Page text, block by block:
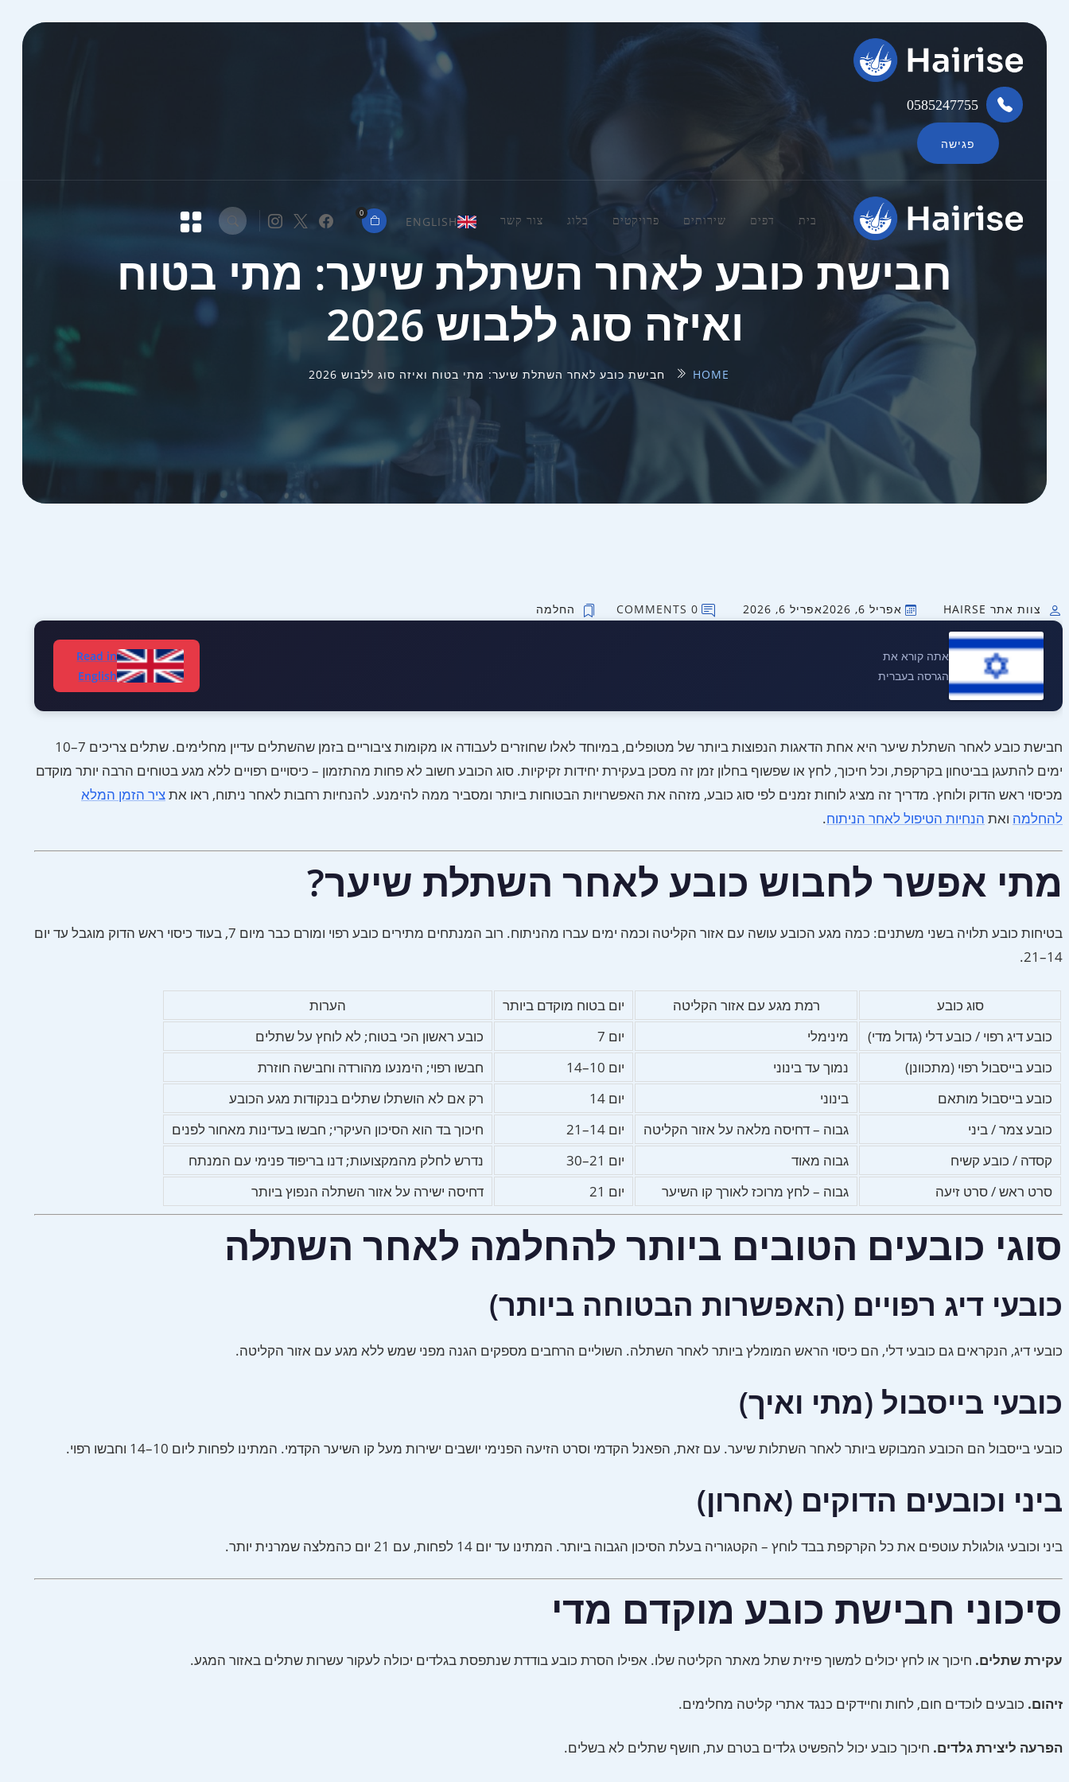
0585247755
פגישה
בית דפים שירותים פרויקטים בלוג צור קשר ENGLISH
0
חבישת כובע לאחר השתלת שיער: מתי בטוח
ואיזה סוג ללבוש 2026
HOME חבישת כובע לאחר השתלת שיער: מתי בטוח ואיזה סוג ללבוש 2026
צוות אתר HAIRSE אפריל 6, 2026 אפריל 6, 2026 0 COMMENTS החלמה
אתה קורא את
הגרסה בעברית
Read in
English
חבישת כובע לאחר השתלת שיער היא אחת הדאגות הנפוצות ביותר של מטופלים, במיוחד לאלו שחוזרים לעבודה או מקומות ציבוריים בזמן שהשתלים עדיין מחלימים. שתלים צריכים 7–10
ימים להתעגן בביטחון בקרקפת, וכל חיכוך, לחץ או שפשוף בחלון זמן זה מסכן בעקירת יחידות זקיקיות. סוג הכובע חשוב לא פחות מהתזמון – כיסויים רפויים ללא מגע בטוחים הרבה יותר מוקדם
מכיסוי ראש הדוק ולוחץ. מדריך זה מציג לוחות זמנים לפי סוג כובע, מזהה את האפשרויות הבטוחות ביותר ומסביר ממה להימנע. להנחיות רחבות לאחר ניתוח, ראו אתציר הזמן המלא
להחלמה ואת הנחיות הטיפול לאחר הניתוח.
מתי אפשר לחבוש כובע לאחר השתלת שיער?
בטיחות כובע תלויה בשני משתנים: כמה מגע הכובע עושה עם אזור הקליטה וכמה ימים עברו מהניתוח. רוב המנתחים מתירים כובע רפוי ומורם כבר מיום 7, בעוד כיסוי ראש הדוק מוגבל עד יום
14–21.
סוג כובע רמת מגע עם אזור הקליטה יום בטוח מוקדם ביותר
הערות
כובע דיג רפוי / כובע דלי (גדול מדי)
מינימלי יום 7
כובע ראשון הכי בטוח; לא לוחץ על שתלים
כובע בייסבול רפוי (מתכוונן)
נמוך עד בינוני יום 10–14
חבשו רפוי; הימנעו מהורדה וחבישה חוזרת
כובע בייסבול מותאם
בינוני יום 14
רק אם לא הושתלו שתלים בנקודות מגע הכובע
כובע צמר / ביני
גבוה – דחיסה מלאה על אזור הקליטה יום 14–21
חיכוך בד הוא הסיכון העיקרי; חבשו בעדינות מאחור לפנים
קסדה / כובע קשיח
גבוה מאוד יום 21–30
נדרש לחלק מהמקצועות; דנו בריפוד פנימי עם המנתח
סרט ראש / סרט זיעה
גבוה – לחץ מרוכז לאורך קו השיער יום 21 דחיסה ישירה על אזור השתלה הנפוץ ביותר
סוגי כובעים הטובים ביותר להחלמה לאחר השתלה
כובעי דיג רפויים (האפשרות הבטוחה ביותר)
כובעי דיג, הנקראים גם כובעי דלי, הם כיסוי הראש המומלץ ביותר לאחר השתלה. השוליים הרחבים מספקים הגנה מפני שמש ללא מגע עם אזור הקליטה.
כובעי בייסבול (מתי ואיך)
כובעי בייסבול הם הכובע המבוקש ביותר לאחר השתלות שיער. עם זאת, הפאנל הקדמי וסרט הזיעה הפנימי יושבים ישירות מעל קו השיער הקדמי. המתינו לפחות ליום 10–14 וחבשו רפוי.
ביני וכובעים הדוקים (אחרון)
ביני וכובעי גולגולת עוטפים את כל הקרקפת בבד לוחץ – הקטגוריה בעלת הסיכון הגבוה ביותר. המתינו עד יום 14 לפחות, עם 21 יום כהמלצה שמרנית יותר.
סיכוני חבישת כובע מוקדם מדי
עקירת שתלים. חיכוך או לחץ יכולים למשוך פיזית שתל מאתר הקליטה שלו. אפילו הסרת כובע בודדת שנתפסת בגלדים יכולה לעקור עשרות שתלים באזור המגע.
זיהום. כובעים לוכדים חום, לחות וחיידקים כנגד אתרי קליטה מחלימים.
הפרעה ליצירת גלדים. חיכוך כובע יכול להפשיט גלדים בטרם עת, חושף שתלים לא בשלים.